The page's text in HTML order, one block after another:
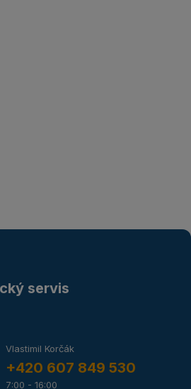
servis
Vlastimil Korčák
+420 607 849 530
7:00 - 16:00